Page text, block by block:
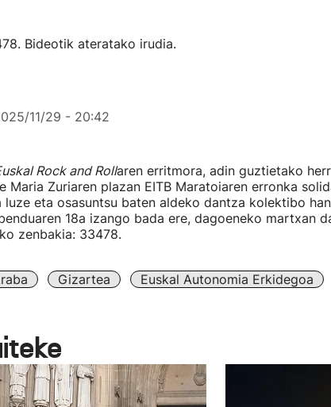
Bideotik ateratako irudia.
11/29 - 20:42
Rock and Rollaren erritmora, adin guztietako
Maria Zuriaren plazan EITB Maratoiaren erronka
luze eta osasuntsu baten aldeko dantza kolektibo
18a izango bada ere, dagoeneko martxan
zenbakia: 33478.
Gizartea Euskal Autonomia Erkidegoa